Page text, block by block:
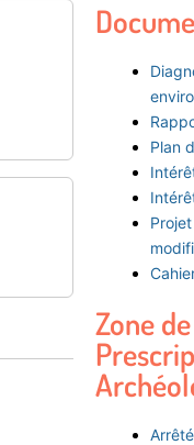
Plan
Zone